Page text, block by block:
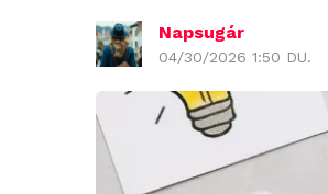
Napsugár
04/30/2026 1:50 DU.